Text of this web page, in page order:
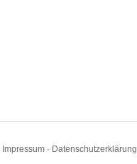
Impressum · Datenschutzerklärung